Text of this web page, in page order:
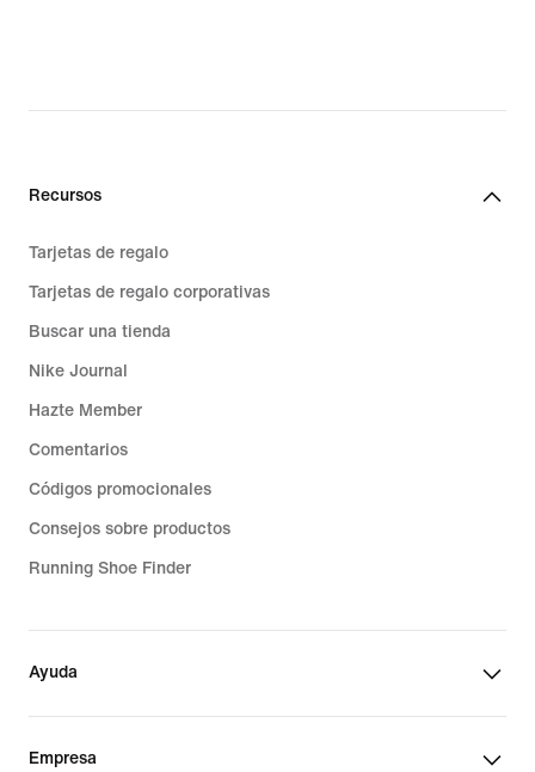
Recursos
Tarjetas de regalo
Tarjetas de regalo corporativas
Buscar una tienda
Nike Journal
Hazte Member
Comentarios
Códigos promocionales
Consejos sobre productos
Running Shoe Finder
Ayuda
Empresa